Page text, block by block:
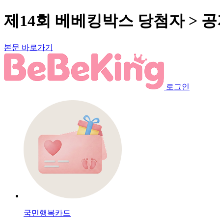
제14회 베베킹박스 당첨자 >
본문 바로가기
로그인
국민행복카드